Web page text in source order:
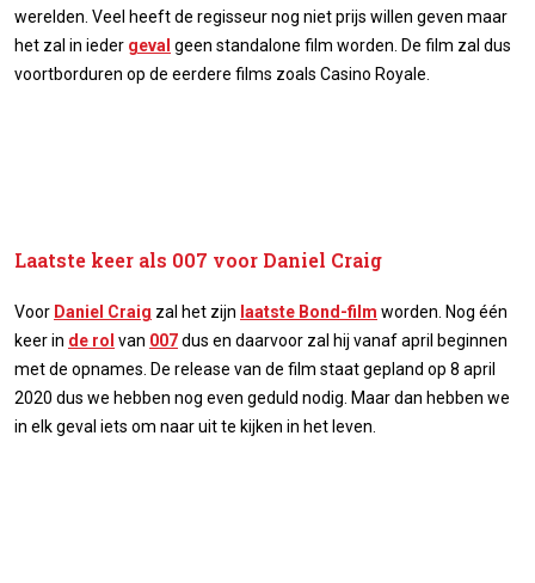
werelden. Veel heeft de regisseur nog niet prijs willen geven maar
het zal in ieder geval geen standalone film worden. De film zal dus
voortborduren op de eerdere films zoals Casino Royale.
Laatste keer als 007 voor Daniel Craig
Voor Daniel Craig zal het zijn laatste Bond-film worden. Nog één
keer in de rol van 007dus en daarvoor zal hij vanaf april beginnen
met de opnames. De release van de film staat gepland op 8 april
2020 dus we hebben nog even geduld nodig. Maar dan hebben we
in elk geval iets om naar uit te kijken in het leven.